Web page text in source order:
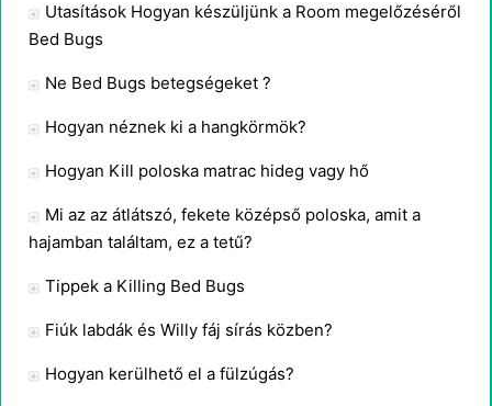
Utasítások Hogyan készüljünk a Room megelőzéséről
Bed Bugs
Ne Bed Bugs betegségeket ?
Hogyan néznek ki a hangkörmök?
Hogyan Kill poloska matrac hideg vagy hő
Mi az az átlátszó, fekete középső poloska, amit a
hajamban találtam, ez a tetű?
Tippek a Killing Bed Bugs
Fiúk labdák és Willy fáj sírás közben?
Hogyan kerülhető el a fülzúgás?